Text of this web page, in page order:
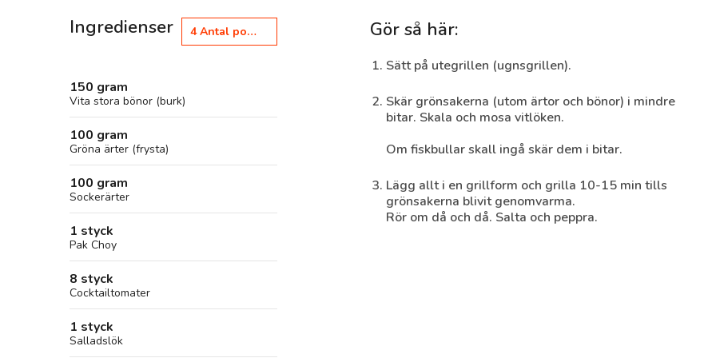
Ingredienser 4 Antal portioner
150 gram
Vita stora bönor (burk)
100 gram
Gröna ärter (frysta)
100 gram
Sockerärter
1 styck
Pak Choy
8 styck
Cocktailtomater
1 styck
Salladslök
Gör så här:
Sätt på utegrillen (ugnsgrillen).
Skär grönsakerna (utom ärtor och bönor) i mindre
bitar. Skala och mosa vitlöken.
Om fiskbullar skall ingå skär dem i bitar.
Lägg allt i en grillform och grilla 10-15 min tills
grönsakerna blivit genom­varma.
Rör om då och då. Salta och peppra.
Sötpotatismos